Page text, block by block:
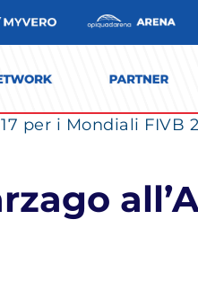
per i Mondiali FIVB